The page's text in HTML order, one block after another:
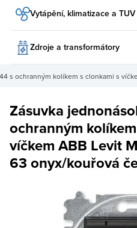
Vytápění, klimatizace a TUV
Zdroje a transformátory
s ochranným kolíkem s clonkami s
Zásuvka
ochranným
víčkem ABB Levit
63 onyx/kouřová